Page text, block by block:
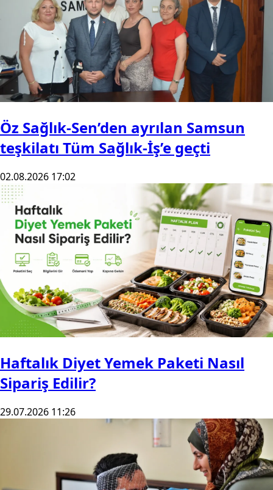
Öz Sağlık-Sen’den ayrılan Samsun
teşkilatı Tüm Sağlık-İş’e geçti
02.08.2026 17:02
Haftalık Diyet Yemek Paketi Nasıl
Sipariş Edilir?
29.07.2026 11:26